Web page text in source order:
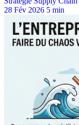
28 Fév 2026 5 min